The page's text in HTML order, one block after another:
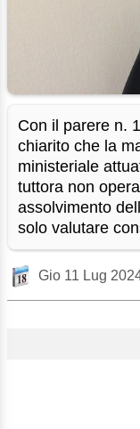
Con il parere n.
chiarito che la
ministeriale
tuttora non
assolvimento
solo valutare
Gio 11 Lug